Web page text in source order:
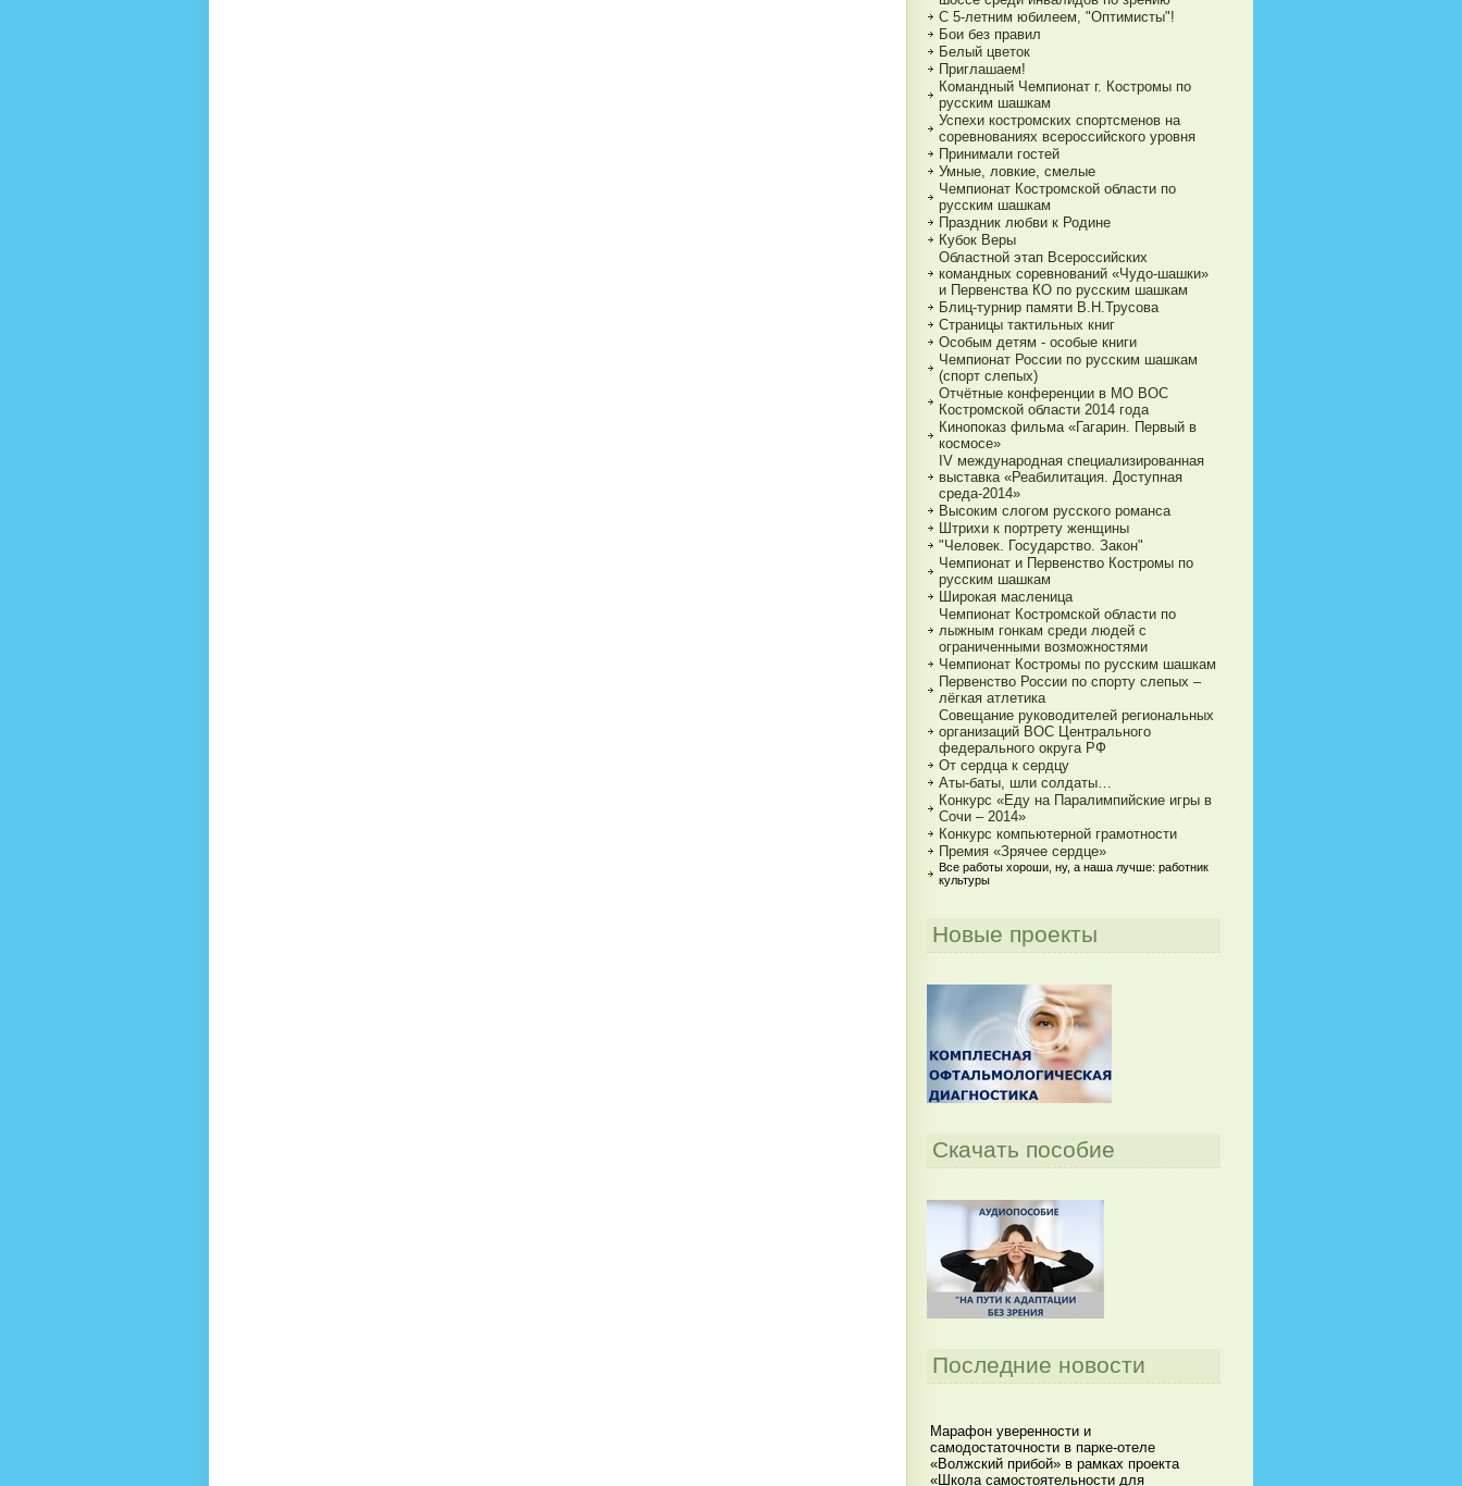
С 5-летним юбилеем, "Оптимисты"!
Бои без правил
Белый цветок
Приглашаем!
Командный Чемпионат г. Костромы по
русским шашкам
Успехи костромских спортсменов на
соревнованиях всероссийского уровня
Принимали гостей
Умные, ловкие, смелые
Чемпионат Костромской области по
русским шашкам
Праздник любви к Родине
Кубок Веры
Областной этап Всероссийских
командных соревнований «Чудо-шашки»
и Первенства КО по русским шашкам
Блиц-турнир памяти В.Н.Трусова
Страницы тактильных книг
Особым детям - особые книги
Чемпионат России по русским шашкам
(спорт слепых)
Отчётные конференции в МО ВОС
Костромской области 2014 года
Кинопоказ фильма «Гагарин. Первый в
космосе»
IV международная специализированная
выставка «Реабилитация. Доступная
среда-2014»
Высоким слогом русского романса
Штрихи к портрету женщины
"Человек. Государство. Закон"
Чемпионат и Первенство Костромы по
русским шашкам
Широкая масленица
Чемпионат Костромской области по
лыжным гонкам среди людей с
ограниченными возможностями
Чемпионат Костромы по русским шашкам
Первенство России по спорту слепых –
лёгкая атлетика
Совещание руководителей региональных
организаций ВОС Центрального
федерального округа РФ
От сердца к сердцу
Аты-баты, шли солдаты…
Конкурс «Еду на Паралимпийские игры в
Сочи – 2014»
Конкурс компьютерной грамотности
Премия «Зрячее сердце»
Все работы хороши, ну, а наша лучше: работник
культуры
Новые проекты
Скачать пособие
Последние новости
Марафон уверенности и
самодостаточности в парке-отеле
«Волжский прибой» в рамках проекта
«Школа самостоятельности для